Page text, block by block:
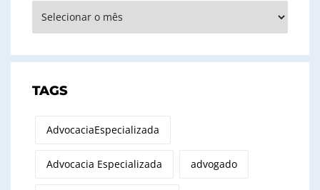
TAGS
AdvocaciaEspecializada
Advocacia Especializada advogado